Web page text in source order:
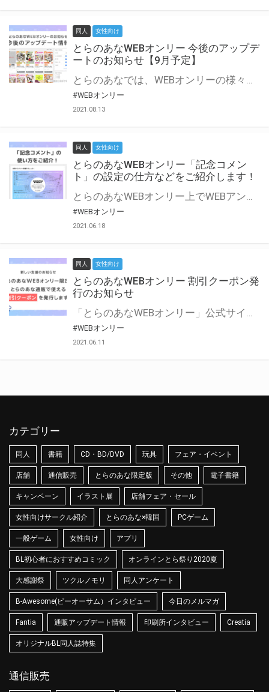
同人 女性向け
とらのあなWEBオンリー 今後のアップデ
ートのお知らせ【9月予定】
とらのあなでは、WEBオンリーの様々な支援を実施しています。 今回は2021年9月に実装を予定しているアップデート情報についてご紹介いたします。 とらのあなWEBオンリーサイトはこちら
#WEBオンリー
2021.08.13
同人 女性向け
とらのあなWEBオンリー「記念コメン
ト」の設定の仕方などをご紹介します！
とらのあなWEBオンリー上でWEBアンソロジーが作成できる「記念コメント」について、その使い方や作成手順を解説します！ 支援タイプを「サークル参加型」「サークル参加型・マルシェ(イベント会場)機能付き」でお申し込みいただいている主催者様はぜひご活用ください♪ とらのあなWEBオンリーサイトはこちら
#WEBオンリー
2021.06.18
同人 女性向け
とらのあなWEBオンリー 割引クーポン発
行のお知らせ
「とらのあなWEBオンリー」公式サイトでとらのあな通販の「割引クーポン」を配布中！ イベントごとに開催当日限定で使える割引クーポンのシリアルコードを発行します。 とらのあなWEBオンリーのページをチェックして、イベント当日にお得にお買い物を楽しみましょう♪ ※本キャンペーンは予告なく終了する場合がございます。 とらのあなWEBオンリーサイトはこちら
#WEBオンリー
2021.06.11
カテゴリー
同人 書籍 CD・BD/DVD 玩具 フェア・イベント
店舗 通信販売 とらのあな限定版 その他 電子書籍
キャンペーン イラスト展 店舗フェア・セール
女性向けサークル紹介 とらのあな×韓国 PCゲーム
一般ゲーム 女性向け アプリ
BL初心者におすすめコミック オンラインとら祭り2020夏
大感謝祭 ツクルノモリ 同人アンケート
B-Awesome(ビーオーサム）インタビュー 今日のメルマガ
Fantia 通販アップデート情報 印刷所インタビュー Creatia
オリジナルBL同人誌特集
通信販売